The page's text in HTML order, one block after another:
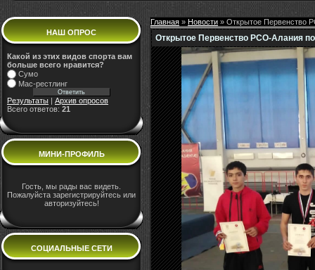
НАШ ОПРОС
Какой из этих видов спорта вам
больше всего нравится?
Сумо
Мас-рестлинг
Результаты
Архив опросов
Всего ответов: 21
МИНИ-ПРОФИЛЬ
Гость, мы рады вас видеть.
Пожалуйста зарегистрируйтесь или
авторизуйтесь!
СОЦИАЛЬНЫЕ СЕТИ
Главная » Новости » Открытое Первенство
Открытое Первенство РСО-Алания